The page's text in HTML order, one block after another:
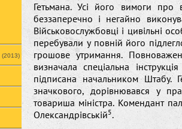
(2013)
Гетьмана. Усі його вимоги про
беззаперечно і негайно
Військовослужбовці і цивільні
перебували у повній його
грошове утримання.
визначала спеціальна
підписана начальником Штабу.
значкового, дорівнювався у
товариша міністра. Комендант
Олександрівській5.